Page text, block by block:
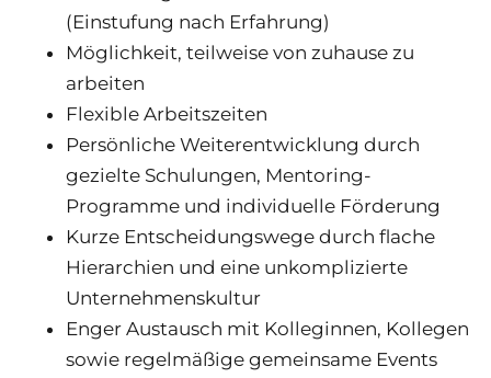
(Einstufung nach Erfahrung)
Möglichkeit, teilweise von zuhause zu
arbeiten
Flexible Arbeitszeiten
Persönliche Weiterentwicklung durch
gezielte Schulungen, Mentoring-
Programme und individuelle Förderung
Kurze Entscheidungswege durch flache
Hierarchien und eine unkomplizierte
Unternehmenskultur
Enger Austausch mit Kolleginnen, Kollegen
sowie regelmäßige gemeinsame Events